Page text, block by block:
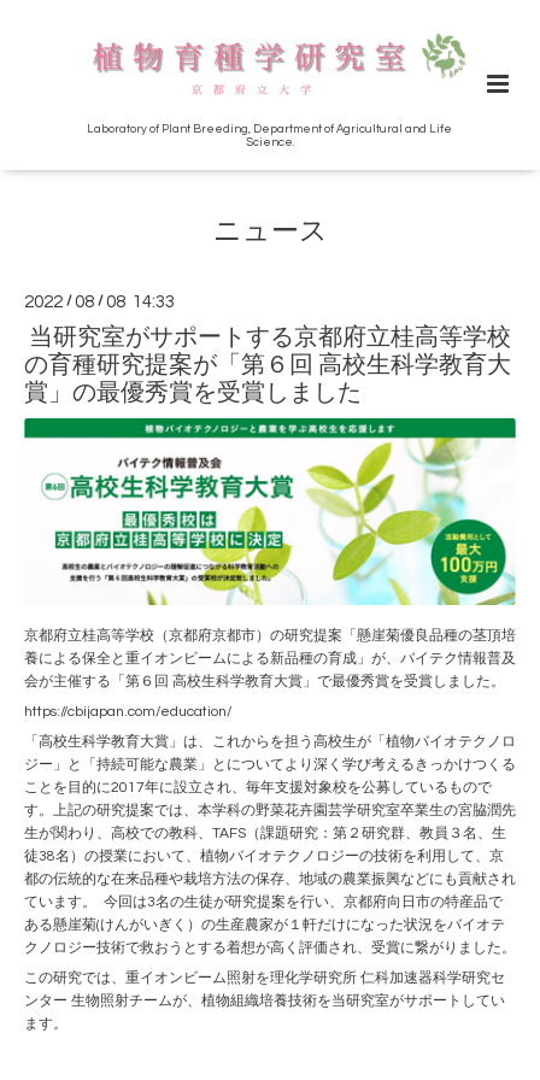
Laboratory of Plant Breeding, Department of Agricultural and Life
Science.
ニュース
2022 /08 /08 14:33
当研究室がサポートする京都府立桂高等学校
の育種研究提案が「第６回 高校生科学教育大
賞」の最優秀賞を受賞しました
京都府立桂高等学校（京都府京都市）の研究提案「懸崖菊優良品種の茎頂培
養による保全と重イオンビームによる新品種の育成」が、バイテク情報普及
会が主催する「第６回 高校生科学教育大賞」で最優秀賞を受賞しました。
https://cbijapan.com/education/
「高校生科学教育大賞」は、これからを担う高校生が「植物バイオテクノロ
ジー」と「持続可能な農業」とについてより深く学び考えるきっかけつくる
ことを目的に2017年に設立され、毎年支援対象校を公募しているもので
す。上記の研究提案では、本学科の野菜花卉園芸学研究室卒業生の宮脇潤先
生が関わり、高校での教科、TAFS（課題研究：第２研究群、教員３名、生
徒38名）の授業において、植物バイオテクノロジーの技術を利用して、京
都の伝統的な在来品種や栽培方法の保存、地域の農業振興などにも貢献され
ています。 今回は3名の生徒が研究提案を行い、京都府向日市の特産品で
ある懸崖菊(けんがいぎく）の生産農家が１軒だけになった状況をバイオテ
クノロジー技術で救おうとする着想が高く評価され、受賞に繋がりました。
この研究では、重イオンビーム照射を理化学研究所 仁科加速器科学研究セ
ンター 生物照射チームが、植物組織培養技術を当研究室がサポートしてい
ます。